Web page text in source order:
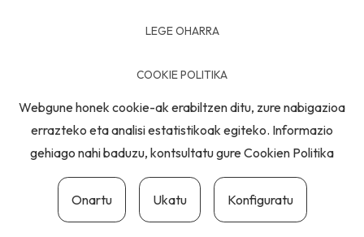
LEGE OHARRA
COOKIE POLITIKA
Webgune honek cookie-ak erabiltzen ditu, zure nabigazioa
errazteko eta analisi estatistikoak egiteko. Informazio
gehiago nahi baduzu, kontsultatu gureCookien Politika
Onartu Ukatu Konfiguratu